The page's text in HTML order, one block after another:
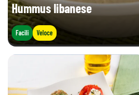
Hummus libanese
Facili Veloce